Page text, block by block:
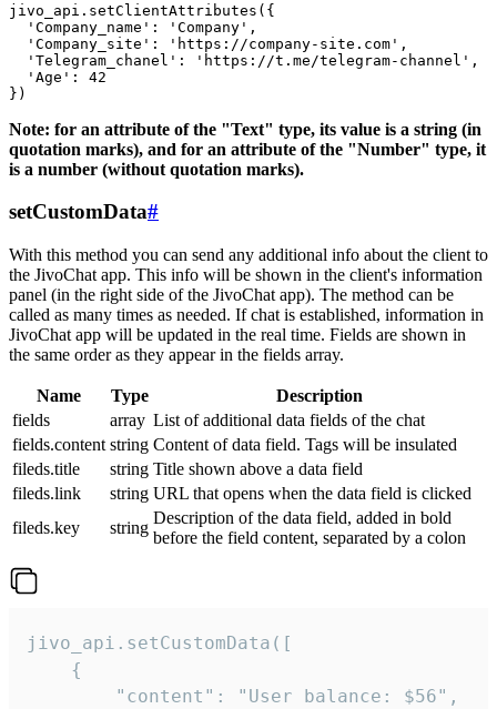
jivo_api.setClientAttributes({
  'Company_name': 'Company',
  'Company_site': 'https://company-site.com',
  'Telegram_chanel': 'https://t.me/telegram-channel',
  'Age': 42
Note: for an attribute of the "Text" type, its value is a string (in
quotation marks), and for an attribute of the "Number" type, it
is a number (without quotation marks).
setCustomData#
With this method you can send any additional info about the client to
the JivoChat app. This info will be shown in the client's information
panel (in the right side of the JivoChat app). The method can be
called as many times as needed. If chat is established, information in
JivoChat app will be updated in the real time. Fields are shown in
the same order as they appear in the fields array.
Name Type
Description
fields
array List of additional data fields of the chat
fields.content string Content of data field. Tags will be insulated
fileds.title
string Title shown above a data field
fileds.link
string URL that opens when the data field is clicked
fileds.key
string
Description of the data field, added in bold
before the field content, separated by a colon
jivo_api.setCustomData([
    {
        "content": "User balance: $56",